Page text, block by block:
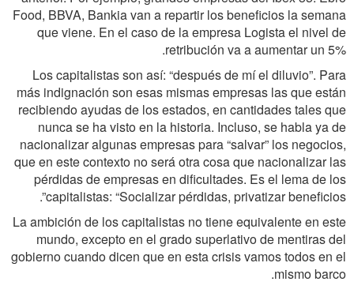
Food, BBVA, Bankia van a repartir los beneficios la semana
que viene. En el caso de la empresa Logista el nivel de
retribución va a aumentar un 5%.
Los capitalistas son así: “después de mí el diluvio”. Para
más indignación son esas mismas empresas las que están
recibiendo ayudas de los estados, en cantidades tales que
nunca se ha visto en la historia. Incluso, se habla ya de
nacionalizar algunas empresas para “salvar” los negocios,
que en este contexto no será otra cosa que nacionalizar las
pérdidas de empresas en dificultades. Es el lema de los
capitalistas: “Socializar pérdidas, privatizar beneficios”.
La ambición de los capitalistas no tiene equivalente en este
mundo, excepto en el grado superlativo de mentiras del
gobierno cuando dicen que en esta crisis vamos todos en el
mismo barco.